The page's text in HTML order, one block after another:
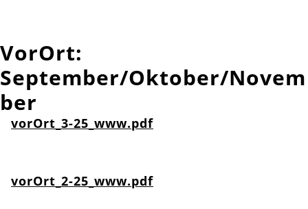
VorOrt:
September/Oktober/Novem
ber
vorOrt_3-25_www.pdf
vorOrt_2-25_www.pdf